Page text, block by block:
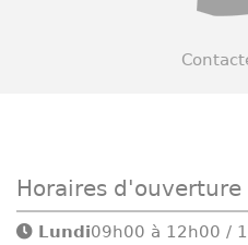
Horaires d'ouverture
Lundi09h00 à 12h00 /